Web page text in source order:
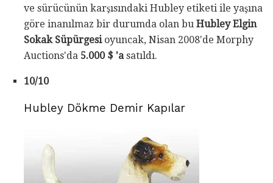
ve sürücünün karşısındaki Hubley etiketi ile yaşına
göre inanılmaz bir durumda olan bu Hubley Elgin
Sokak Süpürgesioyuncak, Nisan 2008'de Morphy
Auctions'da 5.000 $ 'asatıldı.
10/10
Hubley Dökme Demir Kapılar